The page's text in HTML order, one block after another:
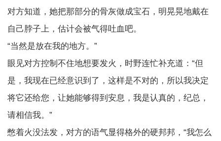
对方知道，她把那部分的骨灰做成宝石，明晃晃地戴在
自己脖子上，估计会被气得吐血吧。
“当然是放在我的地方。”
眼见对方控制不住地想要发火，时野连忙补充道：“但
是，我现在已经意识到了，这样是不对的，所以我决定
将它还给您，让她能够得到安息，我是认真的，纪总，
请相信我。”
憋着火没法发，对方的语气显得格外的硬邦邦，“我怎么